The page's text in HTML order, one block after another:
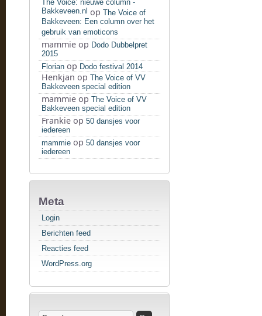
The Voice: nieuwe column -
Bakkeveen.nl op The Voice of
Bakkeveen: Een column over het
gebruik van emoticons
mammie op Dodo Dubbelpret
2015
Florian op Dodo festival 2014
Henkjan op The Voice of VV
Bakkeveen special edition
mammie op The Voice of VV
Bakkeveen special edition
Frankie op 50 dansjes voor
iedereen
mammie op 50 dansjes voor
iedereen
Meta
Login
Berichten feed
Reacties feed
WordPress.org